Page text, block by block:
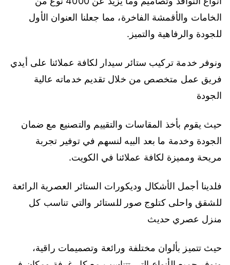
الخامات والأقمشة الفاخرة، مما جعلنا العنوان الأول
للجودة والرفاهية والتميز.
ونوفر خدمة تركيب ستائر سيدار لكافة عملائنا على أيدي
فريق عمل متخصص من خلال تقديم خدماته عالية
الجودة
حيث يقوم بأخذ المقاسات والتقييم والتصنيع مع ضمان
الجودة وخدمة ما بعد البيه لنسهم في توفير تجربة
مريحة ومميزة لكافة عملائنا في الكويت.
فلدينا أجمل الأشكال وديكورات الستائر العصرية الرائعة
للشقق واحلى كتلوج صور للستائر والتي تناسب كل
منزل عصري حديث
حيث تتميز بألوان مختلفة ورائعة وتصميمات راقية،